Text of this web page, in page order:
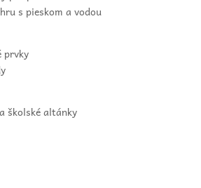
s pieskom a vodou
prvky
školské altánky